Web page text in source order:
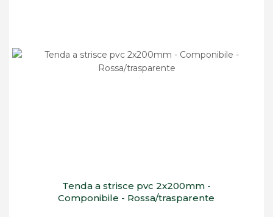
Tenda a strisce pvc 2x200mm -
Componibile - Rossa/trasparente